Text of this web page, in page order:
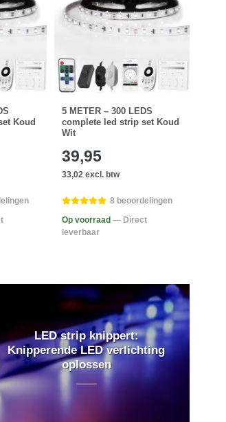
Koud
5 METER – 300 LEDS
complete led strip set Koud
Wit
39,95
33,02 excl. btw
8 beoordelingen
Op voorraad — Direct
leverbaar
LED strip knippert:
Knipperende LED verlichting
oplossen